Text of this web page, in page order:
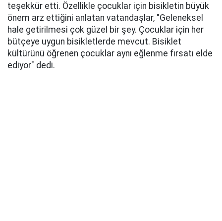
teşekkür etti. Özellikle çocuklar için bisikletin büyük
önem arz ettiğini anlatan vatandaşlar, "Geleneksel
hale getirilmesi çok güzel bir şey. Çocuklar için her
bütçeye uygun bisikletlerde mevcut. Bisiklet
kültürünü öğrenen çocuklar aynı eğlenme fırsatı elde
ediyor" dedi.